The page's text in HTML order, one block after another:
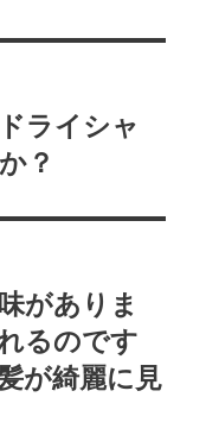
ライシャ
？
がありま
るのです
が綺麗に見